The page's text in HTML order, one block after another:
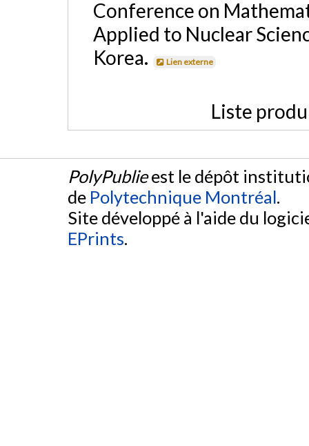
Conference on
Applied to Nuclear
Korea.
Lien externe
Liste
PolyPublieest le dépôt
de Polytechnique Montréal.
Site développé à l'aide du
EPrints.